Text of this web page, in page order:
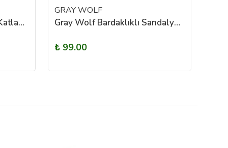
Shufa Kamp Sandalyesi- Katlanabilir - Siyah - Çantasız
GRAY WOLF
Gray Wolf Bardaklıklı Sandalye Masa Aparatı
₺ 99.00